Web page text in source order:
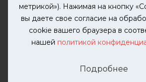
метрикой»). Нажимая на кнопку
вы даете свое согласие на
cookie вашего браузера в
нашей политикой
Подробнее
автомобилей. Вся информация на
ООО "КУТУЗОВВ"
Публикация информации с сайта
Почта: